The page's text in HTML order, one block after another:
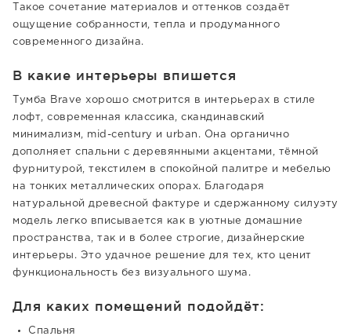
Такое сочетание материалов и оттенков создаёт
ощущение собранности, тепла и продуманного
современного дизайна.
В какие интерьеры впишется
Тумба Brave хорошо смотрится в интерьерах в стиле
лофт, современная классика, скандинавский
минимализм, mid-century и urban. Она органично
дополняет спальни с деревянными акцентами, тёмной
фурнитурой, текстилем в спокойной палитре и мебелью
на тонких металлических опорах. Благодаря
натуральной древесной фактуре и сдержанному силуэту
модель легко вписывается как в уютные домашние
пространства, так и в более строгие, дизайнерские
интерьеры. Это удачное решение для тех, кто ценит
функциональность без визуального шума.
Для каких помещений подойдёт:
Спальня